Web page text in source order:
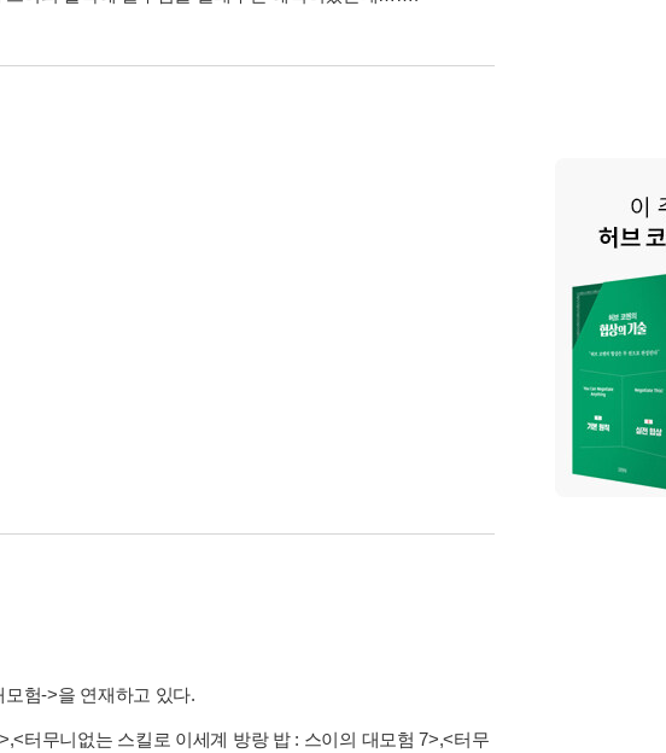
험->을 연재하고 있다.
,<터무니없는 스킬로 이세계 방랑 밥 : 스이의 대모험 7>,<터무